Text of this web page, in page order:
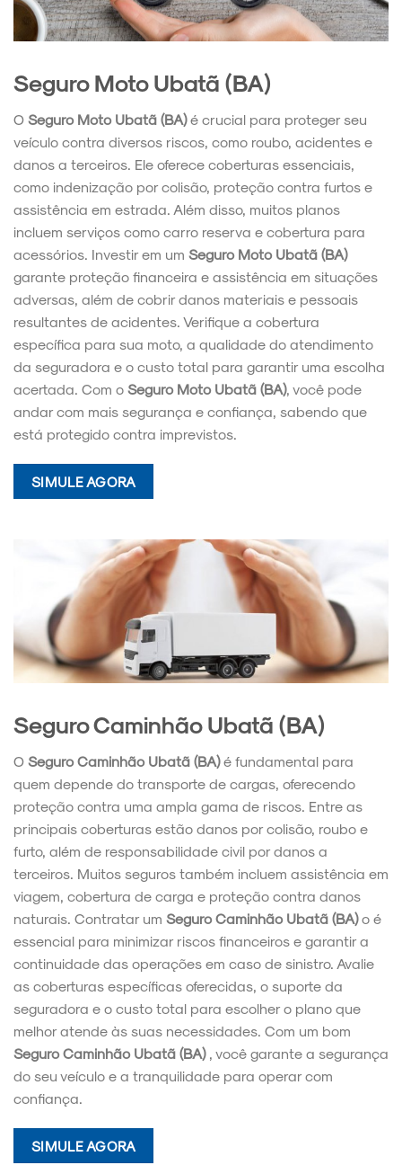
Seguro Moto Ubatã (BA)
O Seguro Moto Ubatã (BA)é crucial para proteger seu
veículo contra diversos riscos, como roubo, acidentes e
danos a terceiros. Ele oferece coberturas essenciais,
como indenização por colisão, proteção contra furtos e
assistência em estrada. Além disso, muitos planos
incluem serviços como carro reserva e cobertura para
acessórios. Investir em um Seguro Moto Ubatã (BA)
garante proteção financeira e assistência em situações
adversas, além de cobrir danos materiais e pessoais
resultantes de acidentes. Verifique a cobertura
específica para sua moto, a qualidade do atendimento
da seguradora e o custo total para garantir uma escolha
acertada. Com o Seguro Moto Ubatã (BA), você pode
andar com mais segurança e confiança, sabendo que
está protegido contra imprevistos.
SIMULE AGORA
Seguro Caminhão Ubatã (BA)
O Seguro Caminhão Ubatã (BA)é fundamental para
quem depende do transporte de cargas, oferecendo
proteção contra uma ampla gama de riscos. Entre as
principais coberturas estão danos por colisão, roubo e
furto, além de responsabilidade civil por danos a
terceiros. Muitos seguros também incluem assistência em
viagem, cobertura de carga e proteção contra danos
naturais. Contratar um Seguro Caminhão Ubatã (BA)o é
essencial para minimizar riscos financeiros e garantir a
continuidade das operações em caso de sinistro. Avalie
as coberturas específicas oferecidas, o suporte da
seguradora e o custo total para escolher o plano que
melhor atende às suas necessidades. Com um bom
Seguro Caminhão Ubatã (BA) , você garante a segurança
do seu veículo e a tranquilidade para operar com
confiança.
SIMULE AGORA